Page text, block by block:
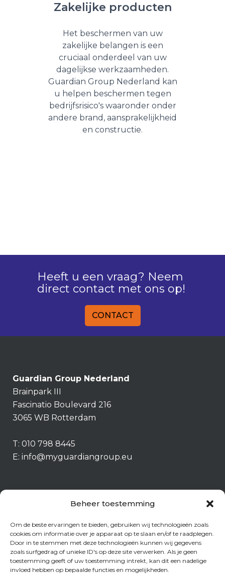
Beheer toestemming
Om de beste ervaringen te bieden, gebruiken wij technologieën zoals
cookies om informatie over je apparaat op te slaan en/of te raadplegen.
Door in te stemmen met deze technologieën kunnen wij gegevens
zoals surfgedrag of unieke ID's op deze site verwerken. Als je geen
toestemming geeft of uw toestemming intrekt, kan dit een nadelige
invloed hebben op bepaalde functies en mogelijkheden.
Zakelijke producten
Het beschermen van uw
zakelijke belangen is een
cruciaal onderdeel van uw
dagelijkse werkzaamheden.
Guardian Group Nederland kan
u helpen beschermen tegen
bedrijfsrisico's waaronder onder
andere brand, aansprakelijkheid
en constructie.
Heeft u een vraag? Neem
direct contact met ons op!
CONTACT
Guardian Group Nederland
Brainpark III
Fascinatio Boulevard 216
3065 WB Rotterdam
T: 010 798 8445
E: info@myguardiangroup.eu
Fraudebeleid